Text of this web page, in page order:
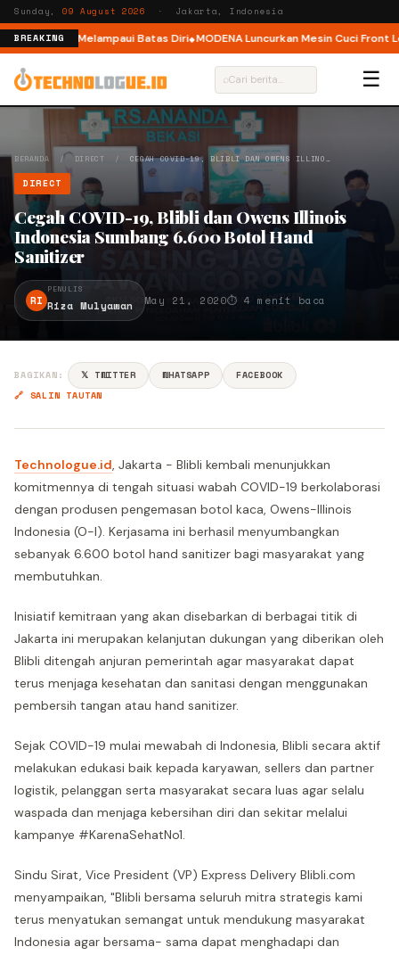
Sunday, 09 August 2026 · Jakarta, Indonesia
BREAKING
Pelari Melampaui Batas Diri MODENA Luncurkan Mesin Cuci Front
⌕ ☰
BERANDA / DIRECT / CEGAH COVID-19, BLIBLI DAN OWENS ILLINO…
DIRECT
Cegah COVID-19, Blibli dan Owens Illinois
Indonesia Sumbang 6.600 Botol Hand
Sanitizer
RI
PENULIS
Riza Mulyawan May 21, 2020⏱ 4 menit baca
BAGIKAN: 𝕏 TWITTER WHATSAPP
FACEBOOK
🔗 SALIN TAUTAN
Technologue.id, Jakarta - Blibli kembali menunjukkan
komitmennya di tengah situasi wabah COVID-19 berkolaborasi
dengan produsen pengemasan botol kaca, Owens-Illinois
Indonesia (O-I). Kerjasama ini berhasil menyumbangkan
sebanyak 6.600 botol hand sanitizer bagi masyarakat yang
membutuhkan.
Inisiatif kemitraan yang akan disebarkan di berbagai titik di
Jakarta ini merupakan kelanjutan dukungan yang diberikan oleh
Blibli ditengah anjuran pemerintah agar masyarakat dapat
terus menjaga kesehatan dan sanitasi dengan menggunakan
pembersih tangan atau hand sanitizer.
Sejak COVID-19 mulai mewabah di Indonesia, Blibli secara aktif
melakukan edukasi baik kepada karyawan, sellers dan partner
logistik, pelanggan serta masyarakat secara luas agar selalu
waspada dan menjaga kebersihan diri dan sekitar melalui
kampanye #KarenaSehatNo1.
Sindu Sirat, Vice President (VP) Express Delivery Blibli.com
menyampaikan, "Blibli bersama seluruh mitra strategis kami
terus menyatukan semangat untuk mendukung masyarakat
Indonesia agar bersama- sama dapat menghadapi dan